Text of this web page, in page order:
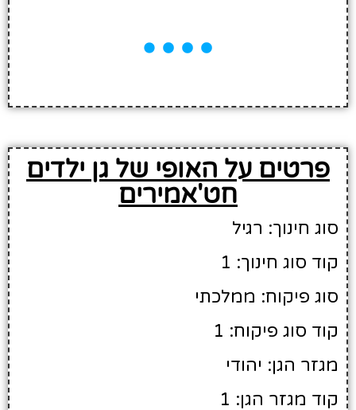
פרטים על האופי של גן ילדים
חט'אמירים
סוג חינוך: רגיל
קוד סוג חינוך: 1
סוג פיקוח: ממלכתי
קוד סוג פיקוח: 1
מגזר הגן: יהודי
קוד מגזר הגן: 1